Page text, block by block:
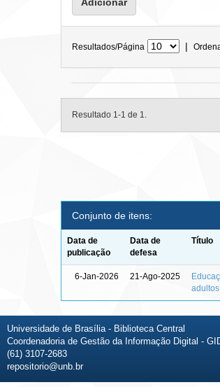
Resultados/Página |
Resultado 1-1 de 1.
Conjunto de itens:
Data de
publicação
Data de
defesa
Título
6-Jan-2026 21-Ago-2025
Universidade de Brasília - Biblioteca Central
Coordenadoria de Gestão da Informação Digital -
(61) 3107-2683
repositorio@unb.br